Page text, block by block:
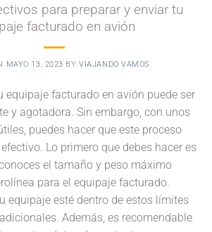
para preparar y enviar tu
facturado en avión
MAYO 13, 2023 BYVIAJANDO VAMOS
equipaje facturado en avión puede ser
y agotadora. Sin embargo, con unos
puedes hacer que este proceso
Lo primero que debes hacer es
el tamaño y peso máximo
para el equipaje facturado.
equipaje esté dentro de estos límites
Además, es recomendable